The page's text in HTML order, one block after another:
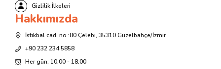
Gizlilik İlkeleri
Hakkımızda
İstikbal cad. no :80 Çelebi, 35310 Güzelbahçe/İzmir
+90 232 234 5858
Her gün: 10:00 - 18:00